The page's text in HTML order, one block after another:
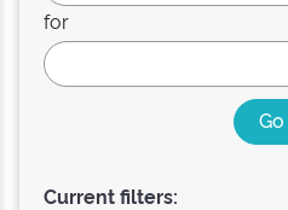
for
Current filters: